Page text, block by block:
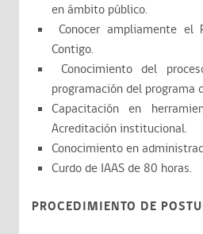
en ámbito público.
Conocer ampliamente el
Contigo.
Conocimiento del
programación del programa
Capacitación en
Acreditación institucional.
Conocimiento en
Curdo de IAAS de 80 horas.
PROCEDIMIENTO DE